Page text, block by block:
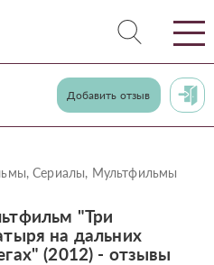
Добавить отзыв
Сериалы, Мультфильмы
"Три
на дальних
(2012) - отзывы